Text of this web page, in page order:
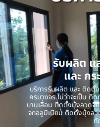
รับผลิต แ
และ ก
บริการรับผลิต และ ติดตั้
ครบวงจร ไม่ว่าจะเป็น
บานเลื่อน ติดตั้งมุ้งลวดจี
จกอลูมิเนียม ติดตั้งมุ้งล
กั